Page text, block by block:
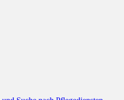
Pflegediensten